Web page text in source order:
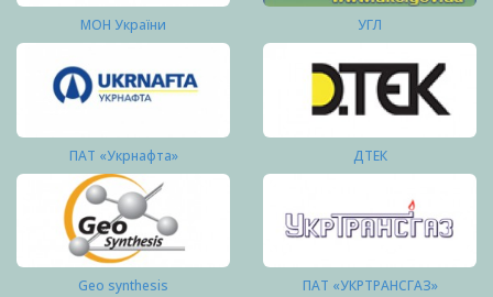
МОН України УГЛ
ПАТ «Укрнафта» ДТЕК
Geo synthesis ПАТ «УКРТРАНСГАЗ»